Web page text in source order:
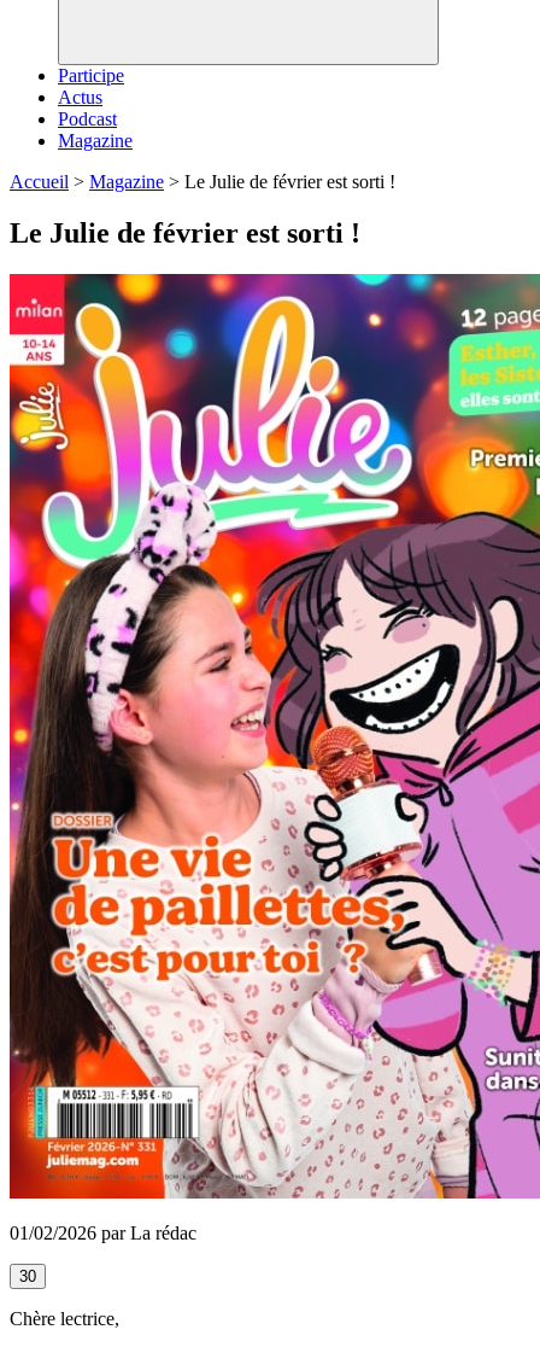
Participe
Actus
Podcast
Magazine
Accueil > Magazine > Le Julie de février est sorti !
Le Julie de février est sorti !
01/02/2026 par La rédac
30
Chère lectrice,